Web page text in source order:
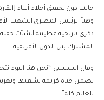
حالت دون تحقيق أحلام أبناء
وهنأ الرئيس المصري الشعب
ذكرى تاريخية عظيمة أنشأت حقبة
المشترك بين الدول الأفريقية.
وقال السيسي “نحن هنا اليوم
تضمن حياة كريمة لشعبها
للعالم كله”.